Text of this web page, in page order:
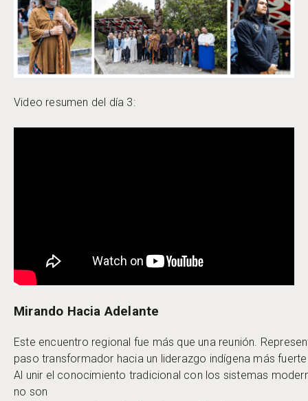
Video resumen del día 3:
Mirando Hacia Adelante
Este encuentro regional fue más que una reunión.
paso transformador hacia un liderazgo indígena más
Al unir el conocimiento tradicional con los sistemas
no son